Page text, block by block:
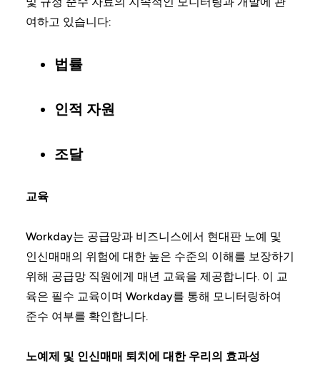
여하고 있습니다:
법률
인적 자원
조달
교육
Workday는 공급망과 비즈니스에서 현대판 노예 및
인신매매의 위험에 대한 높은 수준의 이해를 보장하기
위해 공급망 직원에게 매년 교육을 제공합니다. 이 교
육은 필수 교육이며 Workday를 통해 모니터링하여
준수 여부를 확인합니다.
노예제 및 인신매매 퇴치에 대한 우리의 효과성